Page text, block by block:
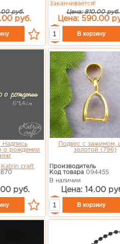
руб.
руб.
Заканчивается!
Цена: 810.00 руб.
Цена: 590.00
Надпись
о рождении
Katrin craft
руб.
Подвес с зажимом,
золотой (796)
Производитель
Код товара094455
В наличии
Цена: 14.00